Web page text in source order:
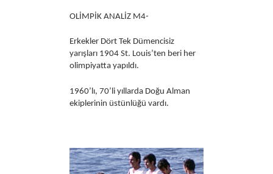
OLİMPİK ANALİZ M4-
Erkekler Dört Tek Dümencisiz
yarışları 1904 St. Louis’ten beri her
olimpiyatta yapıldı.
1960’lı, 70’li yıllarda Doğu Alman
ekiplerinin üstünlüğü vardı.